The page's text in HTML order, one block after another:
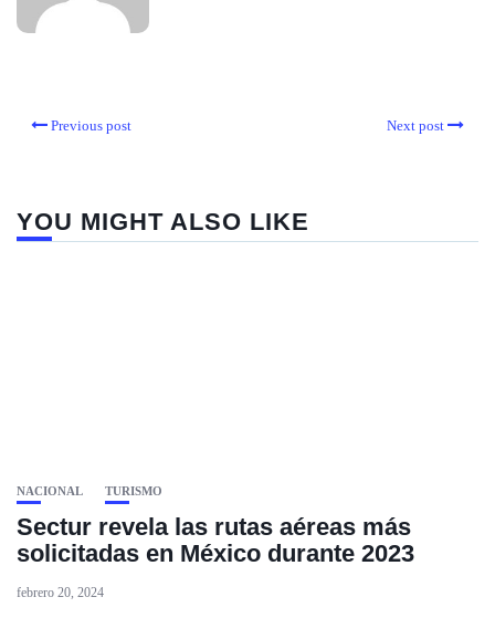
Previous post Next post
YOU MIGHT ALSO LIKE
NACIONAL TURISMO
Sectur revela las rutas aéreas más
solicitadas en México durante 2023
febrero 20, 2024